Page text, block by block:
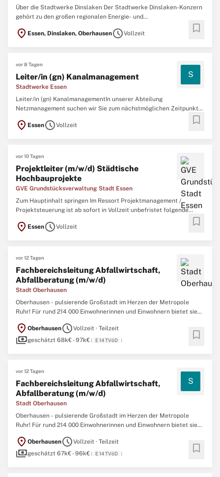
Über die Stadtwerke Dinslaken Der Stadtwerke Dinslaken-Konzern
gehört zu den großen regionalen Energie- und
Mitarbeitenden und 24 Tochter- und Beteiligungsgesellschaften
location_on Essen, Dinslaken, OberhausenscheduleVollzeit bookmark
vor 8 Tagen
Leiter/in (gn) Kanalmanagement
Stadtwerke Essen
S
Leiter/in (gn) KanalmanagementIn unserer Abteilung
Netzmanagement suchen wir Sie zum nächstmöglichen Zeitpunkt
alsLeiter/in (gn) Kanalmanagement.Fragen zur Stelle? Gina Pilling
0201 / 800-0bewerbung@stadtwerke-essen.deWir
location_on EssenscheduleVollzeit bookmark
vor 10 Tagen
Projektleiter (m/w/d) Städtische
Hochbauprojekte
GVE Grundstücksverwaltung Stadt Essen
Zum Hauptinhalt springen Im Ressort Projektmanagement /
Projektsteuerung ist ab sofort in Vollzeit unbefristet folgende
Hochbauprojekte Essen Vollzeit ab sofort unbefristet
location_on EssenscheduleVollzeit bookmark
vor 12 Tagen
Fachbereichsleitung Abfallwirtschaft,
Abfallberatung (m/w/d)
Stadt Oberhausen
Oberhausen - pulsierende Großstadt im Herzen der Metropole
Ruhr! Für rund 214 000 Einwohnerinnen und Einwohnern bietet sie
öffentlichen Nahverkehr in alle Nachbarstädte sowie Radtrassen
mit regionaler Anbindung. Oberhausen steht
location_on OberhausenscheduleVollzeit · Teilzeit
paymentsgeschätzt 68k€ - 97k€( E 14 TVöD ) bookmark
vor 12 Tagen
Fachbereichsleitung Abfallwirtschaft,
Abfallberatung (m/w/d)
Stadt Oberhausen
S
Oberhausen - pulsierende Großstadt im Herzen der Metropole
Ruhr! Für rund 214 000 Einwohnerinnen und Einwohnern bietet sie
öffentlichen Nahverkehr in alle Nachbarstädte sowie Radtrassen
mit regionaler Anbindung. Oberhausen steht
location_on OberhausenscheduleVollzeit · Teilzeit
paymentsgeschätzt 67k€ - 96k€( E 14 TVöD ) bookmark